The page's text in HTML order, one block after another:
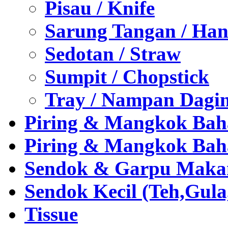
Pisau / Knife
Sarung Tangan /
Sedotan / Straw
Sumpit / Chopstick
Tray / Nampan
Piring & Mangkok
Piring & Mangkok
Sendok & Garpu
Sendok Kecil
Tissue